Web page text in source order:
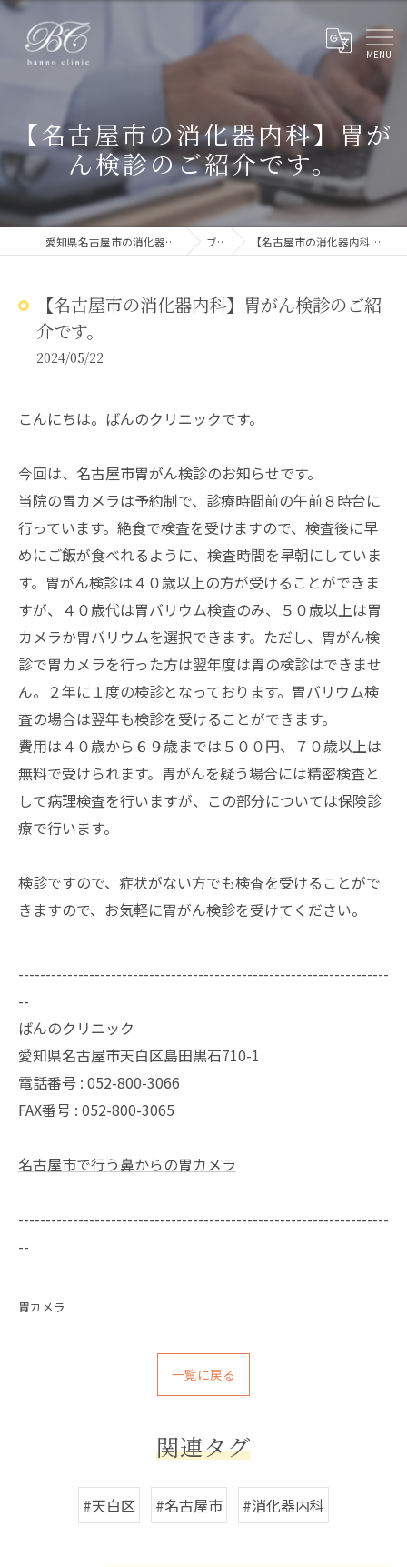
【名古屋市の消化器内科】胃が
ん検診のご紹介です。
愛知県名古屋市の消化器内科ならばんのクリニック ブログ 【名古屋市の消化器内科】胃がん検診のご紹介です。
【名古屋市の消化器内科】胃がん検診のご紹
介です。
2024/05/22
こんにちは。ばんのクリニックです。
今回は、名古屋市胃がん検診のお知らせです。
当院の胃カメラは予約制で、診療時間前の午前８時台に
行っています。絶食で検査を受けますので、検査後に早
めにご飯が食べれるように、検査時間を早朝にしていま
す。胃がん検診は４０歳以上の方が受けることができま
すが、４０歳代は胃バリウム検査のみ、５０歳以上は胃
カメラか胃バリウムを選択できます。ただし、胃がん検
診で胃カメラを行った方は翌年度は胃の検診はできませ
ん。２年に１度の検診となっております。胃バリウム検
査の場合は翌年も検診を受けることができます。
費用は４０歳から６９歳までは５００円、７０歳以上は
無料で受けられます。胃がんを疑う場合には精密検査と
して病理検査を行いますが、この部分については保険診
療で行います。
検診ですので、症状がない方でも検査を受けることがで
きますので、お気軽に胃がん検診を受けてください。
--------------------------------------------------------------------
--
ばんのクリニック
愛知県名古屋市天白区島田黒石710-1
電話番号 : 052-800-3066
FAX番号 : 052-800-3065
名古屋市で行う鼻からの胃カメラ
--------------------------------------------------------------------
--
胃カメラ
一覧に戻る
関連タグ
#天白区 #名古屋市 #消化器内科